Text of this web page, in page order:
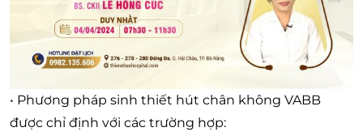
• Phương pháp sinh thiết hút chân không VABB
được chỉ định với các trường hợp: